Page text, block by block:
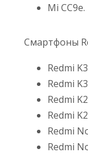
Mi CC9e.
Смартфоны
Redmi
Redmi
Redmi
Redmi
Redmi
Redmi